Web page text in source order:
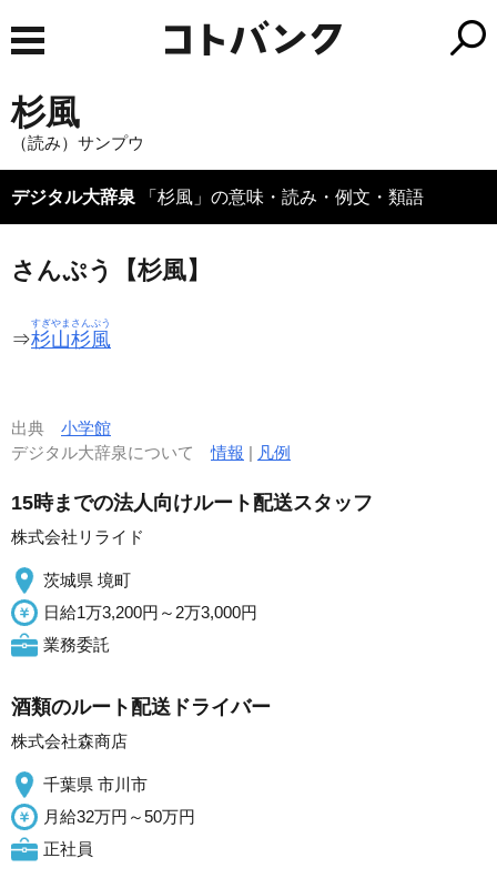
杉風
（読み）サンプウ
デジタル大辞泉 「杉風」の意味・読み・例文・類語
さんぷう【杉風】
⇒杉山杉風
すぎやまさんぷう
出典 小学館
デジタル大辞泉について情報 | 凡例
15時までの法人向けルート配送スタッフ
株式会社リライド
茨城県 境町
日給1万3,200円～2万3,000円
業務委託
酒類のルート配送ドライバー
株式会社森商店
千葉県 市川市
月給32万円～50万円
正社員